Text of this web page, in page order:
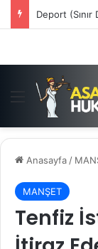
Satış Vaadi
Menü
Anasayfa /
MANŞET
Tenfiz